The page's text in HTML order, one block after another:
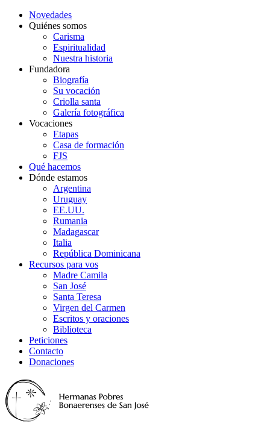
Novedades
Quiénes somos
Carisma
Espiritualidad
Nuestra historia
Fundadora
Biografía
Su vocación
Criolla santa
Galería fotográfica
Vocaciones
Etapas
Casa de formación
FJS
Qué hacemos
Dónde estamos
Argentina
Uruguay
EE.UU.
Rumania
Madagascar
Italia
República Dominicana
Recursos para vos
Madre Camila
San José
Santa Teresa
Virgen del Carmen
Escritos y oraciones
Biblioteca
Peticiones
Contacto
Donaciones